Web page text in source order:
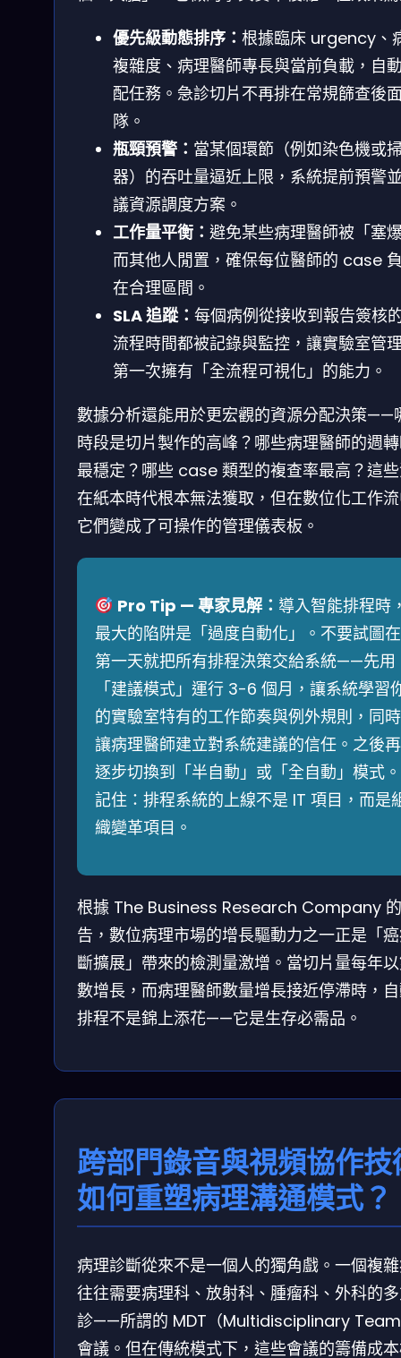
優先級動態排序： 根據臨床 urgency、
複雜度、病理醫師專長與當前負載，自
配任務。急診切片不再排在常規篩查後
隊。
瓶頸預警： 當某個環節（例如染色機或
器）的吞吐量逼近上限，系統提前預警
議資源調度方案。
工作量平衡： 避免某些病理醫師被「塞
而其他人閒置，確保每位醫師的 case
在合理區間。
SLA 追蹤： 每個病例從接收到報告簽核
流程時間都被記錄與監控，讓實驗室管
第一次擁有「全流程可視化」的能力。
數據分析還能用於更宏觀的資源分配決策——
時段是切片製作的高峰？哪些病理醫師的週
最穩定？哪些 case 類型的複查率最高？這
在紙本時代根本無法獲取，但在數位化工作
它們變成了可操作的管理儀表板。
Pro Tip — 專家見解： 導入智能排程時
最大的陷阱是「過度自動化」。不要試圖在
第一天就把所有排程決策交給系統——先用
「建議模式」運行 3-6 個月，讓系統學習
的實驗室特有的工作節奏與例外規則，同時
讓病理醫師建立對系統建議的信任。之後再
逐步切換到「半自動」或「全自動」模式。
記住：排程系統的上線不是 IT 項目，而是
織變革項目。
根據 The Business Research Company
告，數位病理市場的增長驅動力之一正是「
斷擴展」帶來的檢測量激增。當切片量每年
數增長，而病理醫師數量增長接近停滯時，
排程不是錦上添花——它是生存必需品。
跨部門錄音與視頻協作技
如何重塑病理溝通模式？
病理診斷從來不是一個人的獨角戲。一個複
往往需要病理科、放射科、腫瘤科、外科的
診——所謂的 MDT（Multidisciplinary
會議。但在傳統模式下，這些會議的籌備成